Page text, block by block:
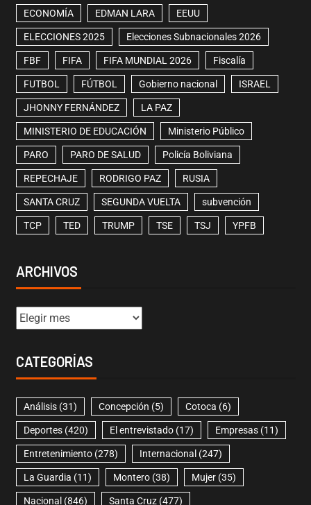
ECONOMÍA EDMAN LARA EEUU
ELECCIONES 2025 Elecciones Subnacionales 2026
FBF FIFA FIFA MUNDIAL 2026 Fiscalía
FUTBOL FÚTBOL Gobierno nacional ISRAEL
JHONNY FERNÁNDEZ LA PAZ
MINISTERIO DE EDUCACIÓN Ministerio Público
PARO PARO DE SALUD Policía Boliviana
REPECHAJE RODRIGO PAZ RUSIA
SANTA CRUZ SEGUNDA VUELTA subvención
TCP TED TRUMP TSE TSJ YPFB
ARCHIVOS
CATEGORÍAS
Análisis(31) Concepción (5) Cotoca (6)
Deportes(420) El entrevistado(17) Empresas(11)
Entretenimiento(278) Internacional (247)
La Guardia (11) Montero(38) Mujer(35)
Nacional (846) Santa Cruz(477)